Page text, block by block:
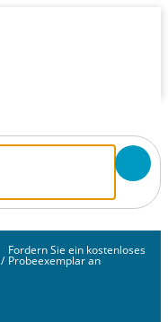
/
Fordern Sie ein kostenloses
Probeexemplar an